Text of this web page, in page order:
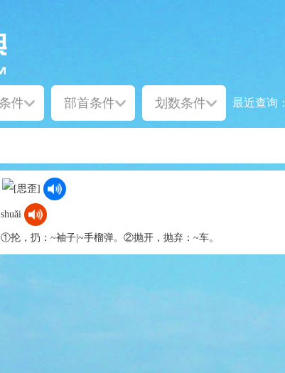
最近查询：
shuǎi
①抡，扔：~袖子|~手榴弹。②抛开，抛弃：~车。